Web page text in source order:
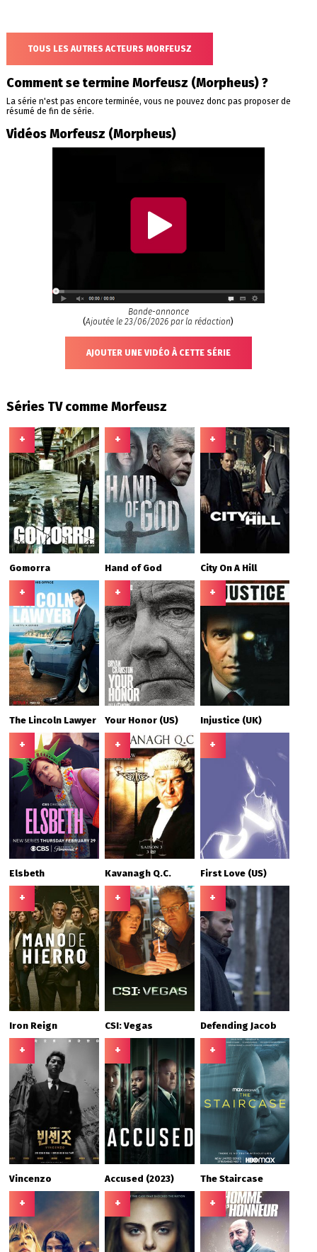
TOUS LES AUTRES ACTEURS MORFEUSZ
Comment se termine Morfeusz (Morpheus) ?
La série n'est pas encore terminée, vous ne pouvez donc pas proposer de
résumé de fin de série.
Vidéos Morfeusz (Morpheus)
Bande-annonce
(Ajoutée le 23/06/2026 par la rédaction)
AJOUTER UNE VIDÉO À CETTE SÉRIE
Séries TV comme Morfeusz
+
Gomorra
+
Hand of God
+
City On A Hill
+
The Lincoln Lawyer
+
Your Honor (US)
+
Injustice (UK)
+
Elsbeth
+
Kavanagh Q.C.
+
First Love (US)
+
Iron Reign
+
CSI: Vegas
+
Defending Jacob
+
Vincenzo
+
Accused (2023)
+
The Staircase
+ + +